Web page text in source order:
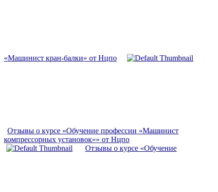
«Машинист кран-балки» от Нцпо
Отзывы о курсе «Обучение профессии «Машинист
компрессорных установок»» от Нцпо
Отзывы о курсе «Обучение